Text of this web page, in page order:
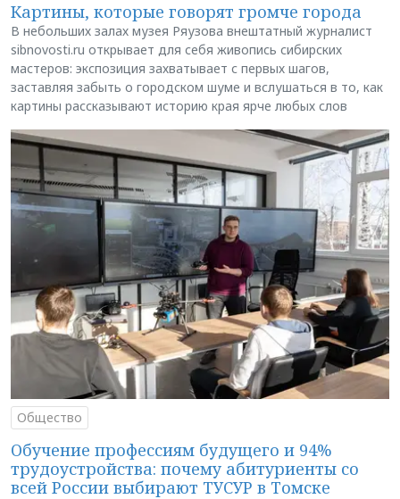
Картины, которые говорят громче города
В небольших залах музея Ряузова внештатный журналист
sibnovosti.ru открывает для себя живопись сибирских
мастеров: экспозиция захватывает с первых шагов,
заставляя забыть о городском шуме и вслушаться в то, как
картины рассказывают историю края ярче любых слов
Общество
Обучение профессиям будущего и 94%
трудоустройства: почему абитуриенты со
всей России выбирают ТУСУР в Томске